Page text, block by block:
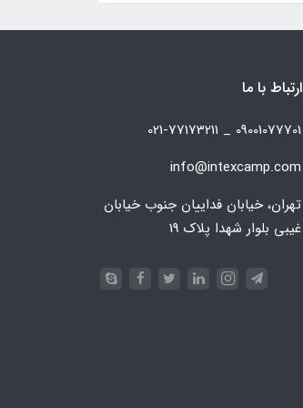
ارتباط با ما
09001077701 _ 021-77173211
info@intexcamp.com
تهران، خیابان فداییان جنوب خیابان
غیبی بلوار شهدا پلاک 19